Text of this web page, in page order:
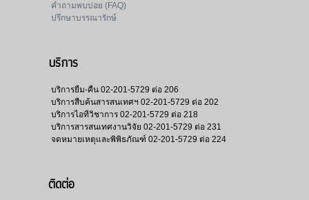
คำถามพบบ่อย (FAQ)
ปรึกษาบรรณารักษ์
บริการ
บริการยืม-คืน 02-201-5729 ต่อ 206
บริการสืบค้นสารสนเทศฯ 02-201-5729 ต่อ 202
บริการไอทีวิชาการ 02-201-5729 ต่อ 218
บริการสารสนเทศงานวิจัย 02-201-5729 ต่อ 231
จดหมายเหตุและพิพิธภัณฑ์ 02-201-5729 ต่อ 224
ติดต่อ